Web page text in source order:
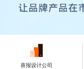
喜报设计公司